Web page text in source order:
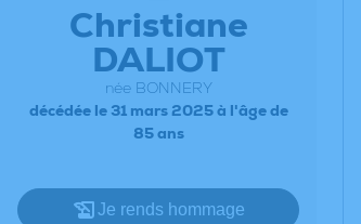
Christiane
DALIOT
née BONNERY
décédée le 31 mars 2025 à l'âge de
85 ans
Je rends hommage